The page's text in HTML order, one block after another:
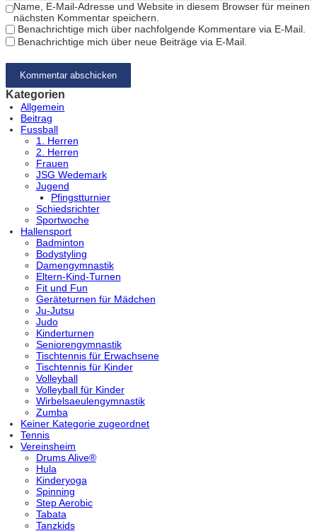
Name, E-Mail-Adresse und Website in diesem Browser für meinen
nächsten Kommentar speichern.
Benachrichtige mich über nachfolgende Kommentare via E-Mail.
Benachrichtige mich über neue Beiträge via E-Mail.
Kategorien
Allgemein
Beitrag
Fussball
1. Herren
2. Herren
Frauen
JSG Wedemark
Jugend
Pfingstturnier
Schiedsrichter
Sportwoche
Hallensport
Badminton
Bodystyling
Damengymnastik
Eltern-Kind-Turnen
Fit und Fun
Geräteturnen für Mädchen
Ju-Jutsu
Judo
Kinderturnen
Seniorengymnastik
Tischtennis für Erwachsene
Tischtennis für Kinder
Volleyball
Volleyball für Kinder
Wirbelsaeulengymnastik
Zumba
Keiner Kategorie zugeordnet
Tennis
Vereinsheim
Drums Alive®
Hula
Kinderyoga
Spinning
Step Aerobic
Tabata
Tanzkids